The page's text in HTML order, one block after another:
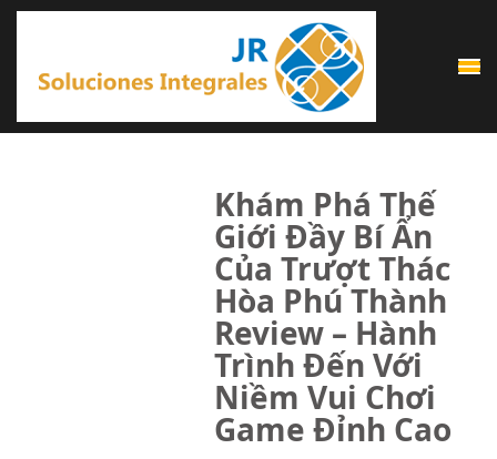
Saltar
contenido
Khám Phá Thế
Giới Đầy Bí Ẩn
Của Trượt Thác
Hòa Phú Thành
Review – Hành
Trình Đến Với
Niềm Vui Chơi
Game Đỉnh Cao